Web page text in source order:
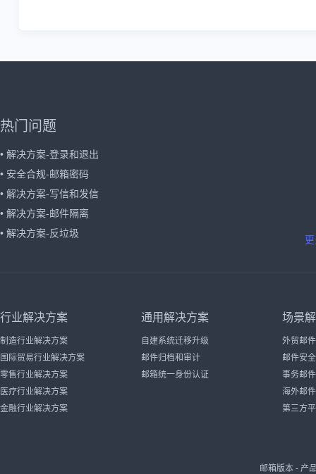
热门问题
• 解决方案-登录和退出
• 安全合规-邮箱密码
• 解决方案-写信和发信
• 解决方案-邮件隔离
• 解决方案-反垃圾
行业解决方案
制造行业解决方案
国际贸易行业解决方案
零售行业解决方案
医疗行业解决方案
金融行业解决方案
通用解决方案
自建系统迁移升级
邮件归档和审计
邮箱统一身份认证
场景
外贸邮
邮件安
事务邮
海外邮
第三方
邮箱版本 - 产